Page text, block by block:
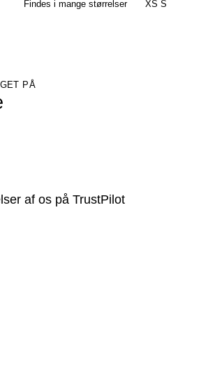
Findes i mange størrelser
XS S
PÅ
af os på TrustPilot